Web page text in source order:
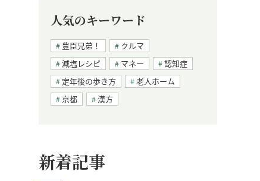
人気のキーワード
豊臣兄弟！
クルマ
減塩レシピ
マネー
認知症
定年後の歩き方
老人ホーム
京都
漢方
新着記事